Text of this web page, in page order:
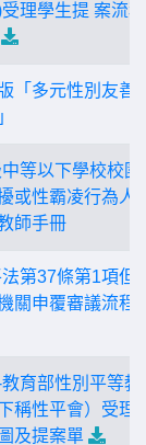
理學生提 案流
「多元性別友善
等以下學校校園
或性霸凌行為人
師手冊
第37條第1項但
關申覆審議流程
育部性別平等教
稱性平會）受理
及提案單